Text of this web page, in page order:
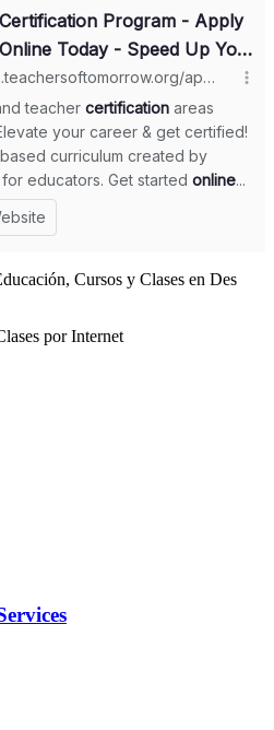
Cursos y Clases en Des
por Internet